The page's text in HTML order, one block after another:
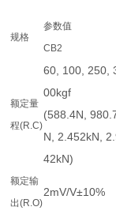
规格
参数值
CB2
额定量
程(R.C)
60, 100, 250,
00kgf
(588.4N,
N, 2.452kN,
42kN)
额定输
出(R.O)
2mV/V±10%